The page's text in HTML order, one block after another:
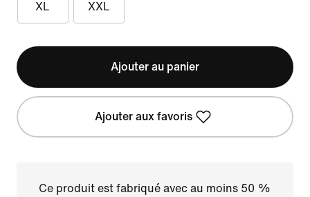
XL XXL
Ajouter au panier
Ajouter aux favoris
Ce produit est fabriqué avec au moins 50 %